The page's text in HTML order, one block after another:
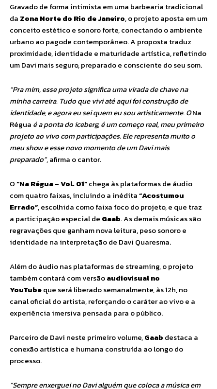
Gravado de forma intimista em uma barbearia tradicional
da Zona Norte do Rio de Janeiro, o projeto aposta em um
conceito estético e sonoro forte, conectando o ambiente
urbano ao pagode contemporâneo. A proposta traduz
proximidade, identidade e maturidade artística, refletindo
um Davi mais seguro, preparado e consciente do seu som.
“Pra mim, esse projeto significa uma virada de chave na
minha carreira. Tudo que vivi até aqui foi construção de
identidade, e agora eu sei quem eu sou artisticamente. ONa
Régua é a ponta do iceberg, é um começo real, meu primeiro
projeto ao vivo com participações. Ele representa muito o
meu show e esse novo momento de um Davi mais
preparado”, afirma o cantor.
O“Na Régua – Vol. 01”chega às plataformas de áudio
com quatro faixas, incluindo a inédita“Acostumou
Errado”, escolhida como faixa foco do projeto, e que traz
a participação especial de Gaab. As demais músicas são
regravações que ganham nova leitura, peso sonoro e
identidade na interpretação de Davi Quaresma.
Além do áudio nas plataformas de streaming, o projeto
também contará com versãoaudiovisual no
YouTubeque será liberado semanalmente, às 12h, no
canal oficial do artista, reforçando o caráter ao vivo e a
experiência imersiva pensada para o público.
Parceiro de Davi neste primeiro volume,Gaab destaca a
conexão artística e humana construída ao longo do
processo.
“Sempre enxerguei no Davi alguém que coloca a música em